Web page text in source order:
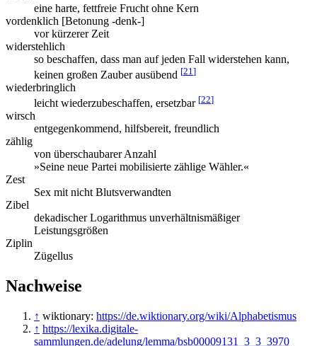
eine harte, fettfreie Frucht ohne Kern
vordenklich [Betonung -denk-]
vor kürzerer Zeit
widerstehlich
so beschaffen, dass man auf jeden Fall widerstehen kann,
keinen großen Zauber ausübend [21 ]
wiederbringlich
leicht wiederzubeschaffen, ersetzbar [22]
wirsch
entgegenkommend, hilfsbereit, freundlich
zählig
von überschaubarer Anzahl
»Seine neue Partei mobilisierte zählige Wähler.«
Zest
Sex mit nicht Blutsverwandten
Zibel
dekadischer Logarithmus unverhältnismäßiger
Leistungsgrößen
Ziplin
Zügellus
Nachweise
↑ wiktionary: https://de.wiktionary.org/wiki/Alphabetismus
↑ https://lexika.digitale-
sammlungen.de/adelung/lemma/bsb00009131_3_3_3970